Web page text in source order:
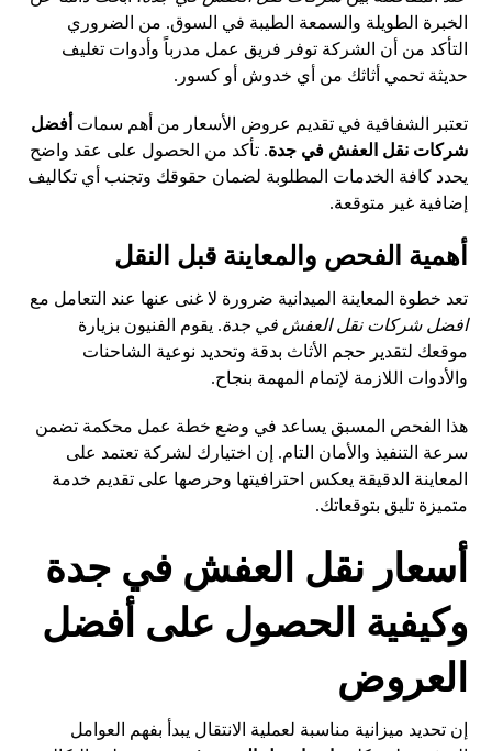
الخبرة الطويلة والسمعة الطيبة في السوق. من الضروري
التأكد من أن الشركة توفر فريق عمل مدرباً وأدوات تغليف
حديثة تحمي أثاثك من أي خدوش أو كسور.
تعتبر الشفافية في تقديم عروض الأسعار من أهم سمات أفضل
شركات نقل العفش في جدة. تأكد من الحصول على عقد واضح
يحدد كافة الخدمات المطلوبة لضمان حقوقك وتجنب أي تكاليف
إضافية غير متوقعة.
أهمية الفحص والمعاينة قبل النقل
تعد خطوة المعاينة الميدانية ضرورة لا غنى عنها عند التعامل مع
افضل شركات نقل العفش في جدة. يقوم الفنيون بزيارة
موقعك لتقدير حجم الأثاث بدقة وتحديد نوعية الشاحنات
والأدوات اللازمة لإتمام المهمة بنجاح.
هذا الفحص المسبق يساعد في وضع خطة عمل محكمة تضمن
سرعة التنفيذ والأمان التام. إن اختيارك لشركة تعتمد على
المعاينة الدقيقة يعكس احترافيتها وحرصها على تقديم خدمة
متميزة تليق بتوقعاتك.
أسعار نقل العفش في جدة
وكيفية الحصول على أفضل
العروض
إن تحديد ميزانية مناسبة لعملية الانتقال يبدأ بفهم العوامل